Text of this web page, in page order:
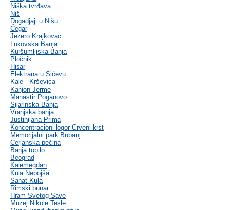
Niška tvrđava
Niš
Dogadjaji u Nišu
Čegar
Jezero Krajkovac
Lukovska Banja
Kuršumlijska Banja
Pločnik
Hisar
Elektrana u Sićevu
Kale - Krševica
Kanjon Jerme
Manastir Poganovo
Sijarinska Banja
Vranjska banja
Justinijana Prima
Koncentracioni logor Crveni krst
Memorijalni park Bubanj
Cerjanska pećina
Banja topilo
Beograd
Kalemegdan
Kula Nebojša
Sahat Kula
Rimski bunar
Hram Svetog Save
Muzej Nikole Tesle